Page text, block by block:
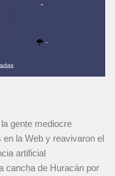
-
-
gente mediocre
la Web y reavivaron el
artificial
cancha de Huracán por